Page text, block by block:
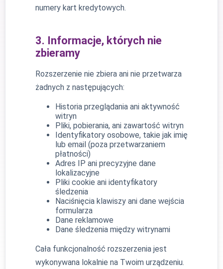
numery kart kredytowych.
3. Informacje, których nie
zbieramy
Rozszerzenie nie zbiera ani nie przetwarza
żadnych z następujących:
Historia przeglądania ani aktywność
witryn
Pliki, pobierania, ani zawartość witryn
Identyfikatory osobowe, takie jak imię
lub email (poza przetwarzaniem
płatności)
Adres IP ani precyzyjne dane
lokalizacyjne
Pliki cookie ani identyfikatory
śledzenia
Naciśnięcia klawiszy ani dane wejścia
formularza
Dane reklamowe
Dane śledzenia między witrynami
Cała funkcjonalność rozszerzenia jest
wykonywana lokalnie na Twoim urządzeniu.